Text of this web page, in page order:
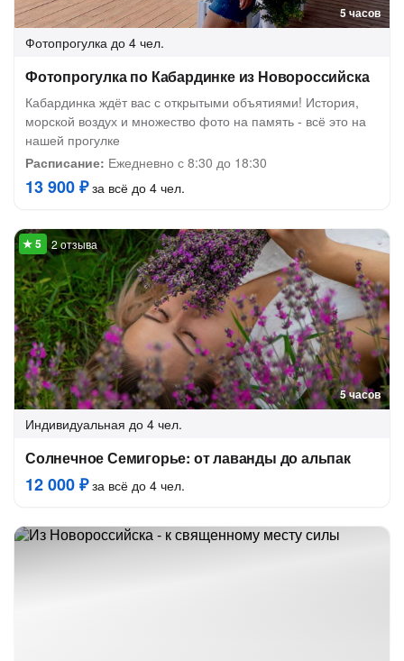
5 часов
Фотопрогулка до 4 чел.
Фотопрогулка по Кабардинке из Новороссийска
Кабардинка ждёт вас с открытыми объятиями! История,
морской воздух и множество фото на память - всё это на
нашей прогулке
Расписание: Ежедневно с 8:30 до 18:30
13 900 ₽за всё до 4 чел.
5 часов
2 отзыва
Индивидуальная до 4 чел.
Солнечное Семигорье: от лаванды до альпак
12 000 ₽за всё до 4 чел.